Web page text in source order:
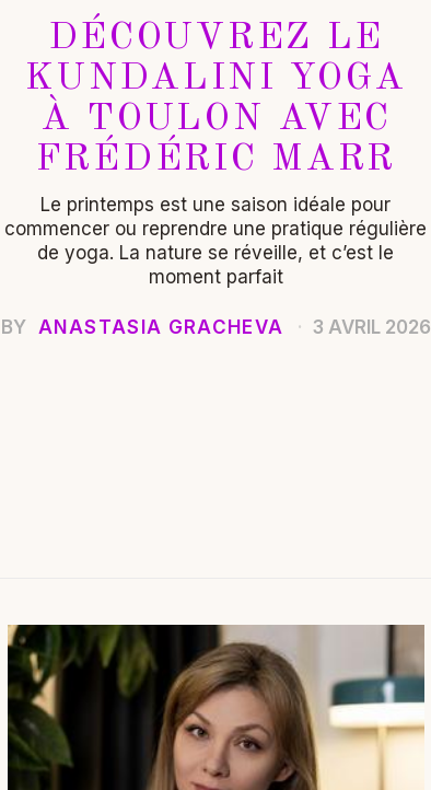
DÉCOUVREZ LE
KUNDALINI YOGA
À TOULON AVEC
FRÉDÉRIC MARR
Le printemps est une saison idéale pour
commencer ou reprendre une pratique régulière
de yoga. La nature se réveille, et c’est le
moment parfait
BY ANASTASIA GRACHEVA 3 AVRIL 2026